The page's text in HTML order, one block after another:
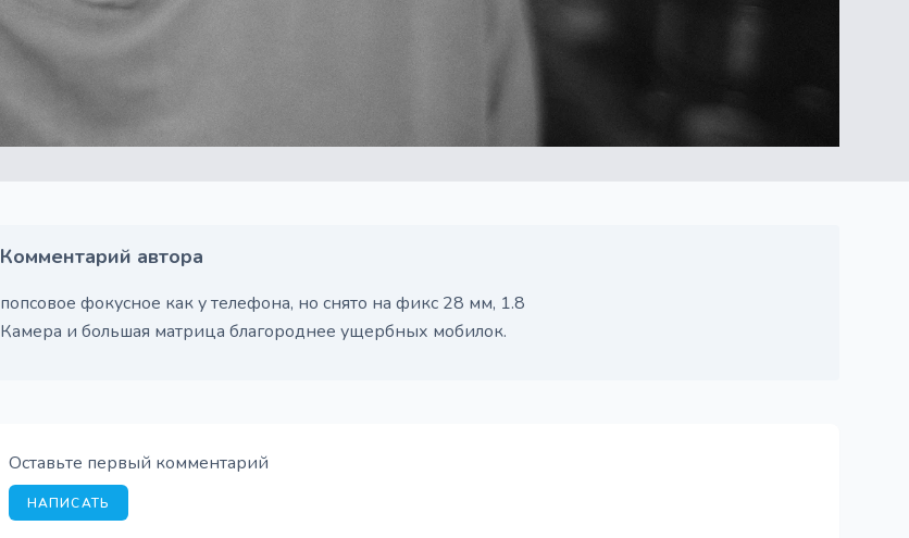
Комментарий автора
попсовое фокусное как у телефона, но снято на фикс 28 мм, 1.8
Камера и большая матрица благороднее ущербных мобилок.
Оставьте первый комментарий
НАПИСАТЬ